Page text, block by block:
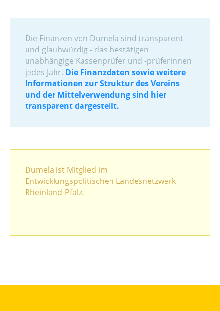
Die Finanzen von Dumela sind transparent
und glaubwürdig - das bestätigen
unabhängige Kassenprüfer und -prüferinnen
jedes Jahr. Die Finanzdaten sowie weitere
Informationen zur Struktur des Vereins
und der Mittelverwendung sind hier
transparent dargestellt.
Dumela ist Mitglied im
Entwicklungspolitischen Landesnetzwerk
Rheinland-Pfalz.